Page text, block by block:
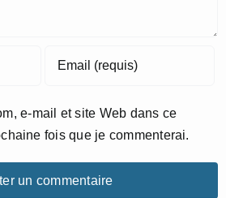
e-mail et site Web dans ce
fois que je commenterai.